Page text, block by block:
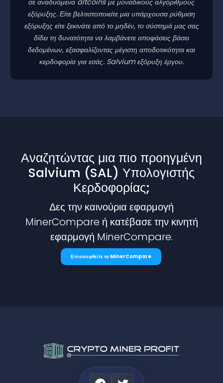
σε αναδυόμενα altcoins με μοναδικούς αλγόριθμους
εξόρυξης. Είτε βελτιστοποιείτε μια υπάρχουσα ρύθμιση
εξόρυξης είτε ξεκινάτε από το μηδέν, το σύστημά μας σας
δίδει τη δυνατότητα να λαμβάνετε αποφάσεις βάσει
δεδομένων, εξασφαλίζοντας μέγιστη αποδοτικότητα και
κερδοφορία για εσάς. Salvium εξόρυξη έργου.
Αναζητώντας μια πιο προηγμένη
Salvium (SAL) Υπολογιστής
Κερδοφορίας;
Δες την καινούρια εφαρμογή
MinerCompare ή κατέβασε την κινητή
εφαρμογή MinerCompare.
Επισκεφθείτε το MinerCompare